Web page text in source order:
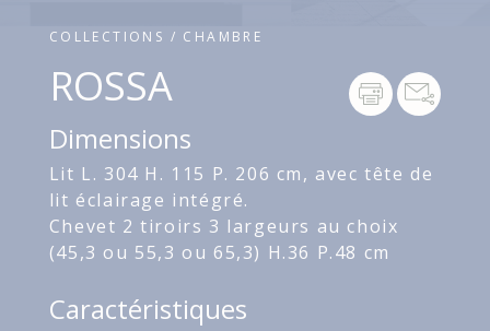
COLLECTIONS / CHAMBRE
ROSSA
Dimensions
Lit L. 304 H. 115 P. 206 cm, avec tête de
lit éclairage intégré.
Chevet 2 tiroirs 3 largeurs au choix
(45,3 ou 55,3 ou 65,3) H.36 P.48 cm
Caractéristiques